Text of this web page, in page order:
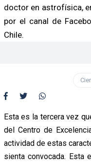
doctor en astrofísica,
por el canal de
Chile.
Esta es la tercera vez
del Centro de
actividad de estas
sienta convocada. Esta